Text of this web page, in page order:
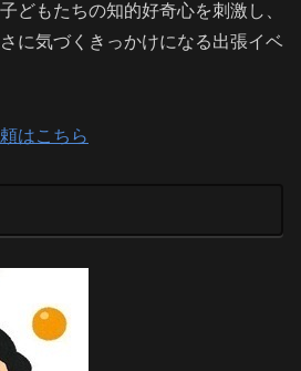
どもたちの知的好奇心を刺激し、
に気づくきっかけになる出張イベ
はこちら